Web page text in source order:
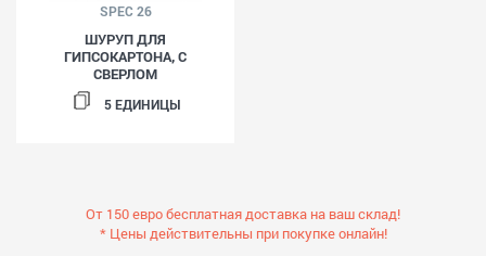
SPEC 26
ШУРУП ДЛЯ
ГИПСОКАРТОНА, С
СВЕРЛОМ
5 ЕДИНИЦЫ
От 150 евро бесплатная доставка на ваш склад!
* Цены действительны при покупке онлайн!